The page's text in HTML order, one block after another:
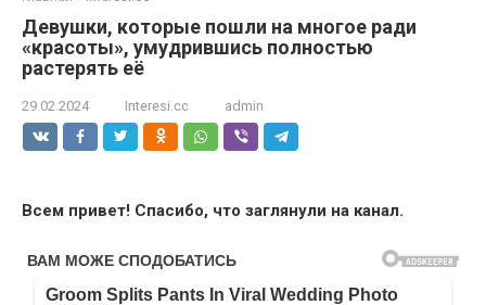
Девушки, которые пошли на многое ради
«красоты», умудрившись полностью
растерять её
29.02.2024 Interesi.cc admin
Всем привет! Спасибо, что заглянули на канал.